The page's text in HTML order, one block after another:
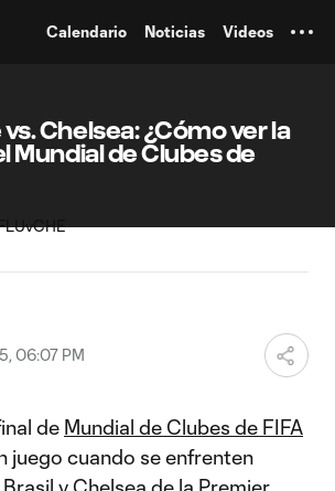
Calendario Noticias Videos
Chelsea: ¿Cómo ver la
Mundial de Clubes de
06:07 PM
de Mundial de Clubes de FIFA
juego cuando se enfrenten